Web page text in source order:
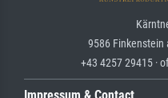
9586 Finkenstein
+43 4257 29415 ·